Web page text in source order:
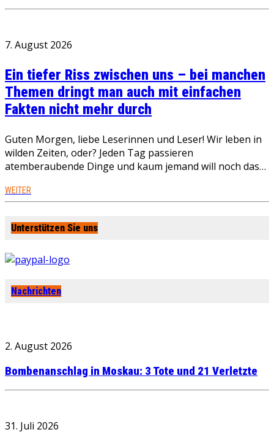
7. August 2026
Ein tiefer Riss zwischen uns – bei manchen
Themen dringt man auch mit einfachen
Fakten nicht mehr durch
Guten Morgen, liebe Leserinnen und Leser! Wir leben in
wilden Zeiten, oder? Jeden Tag passieren
atemberaubende Dinge und kaum jemand will noch das…
WEITER
Unterstützen Sie uns
Nachrichten
2. August 2026
Bombenanschlag in Moskau: 3 Tote und 21 Verletzte
31. Juli 2026